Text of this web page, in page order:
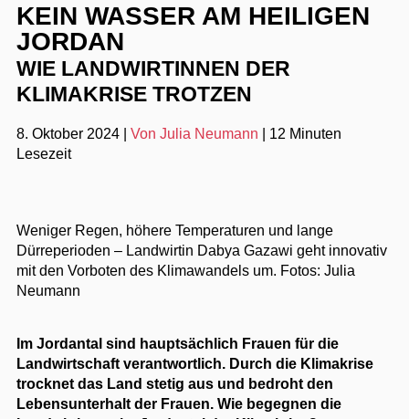
KEIN WASSER AM HEILIGEN
JORDAN
WIE LANDWIRTINNEN DER
KLIMAKRISE TROTZEN
8. Oktober 2024 Von Julia Neumann
12 Minuten
Lesezeit
Weniger Regen, höhere Temperaturen und lange
Dürreperioden – Landwirtin Dabya Gazawi geht innovativ
mit den Vorboten des Klimawandels um. Fotos: Julia
Neumann
Im Jordantal sind hauptsächlich Frauen für die
Landwirtschaft verantwortlich. Durch die Klimakrise
trocknet das Land stetig aus und bedroht den
Lebensunterhalt der Frauen. Wie begegnen die